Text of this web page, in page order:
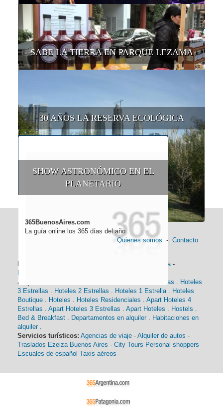
SABE LA TIERRA EN PARQUE LEZAMA
30 AÑOS LA RESERVA ECOLÓGICA
SHOW ASTRONÓMICO EN EL
PLANETARIO
365BuenosAires.com
La guía online los 365 días del año
Quienes somos - Contacto
Historia-
Alojamiento:
Hoteles 4 Estrellas . Hoteles
3 Estrellas . Hoteles 2 Estrellas . Hoteles 1 Estrella. Hoteles
Boutique . Hoteles . Hoteles Residenciales . Apart Hoteles 4
Estrellas . Apart Hoteles 3 Estrellas . Apart Hoteles . Hostels .
Bed & Breakfast . Departamentos en alquiler . Habitaciones en
alquiler .
Servicios turísticos: Agencias de viaje - Alquiler de autos -
Traslados Ezeiza Buenos Aires - City Tours Personal shoppers
Escuales de español Taxis aéreos